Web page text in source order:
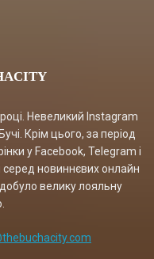
Невеликий Instagram
Крім цього, за період
у Facebook, Telegram і
серед новиннєвих онлайн
велику лояльну